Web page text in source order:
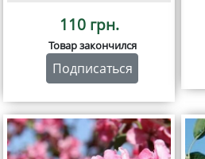
110 грн.
Товар закончился
Подписаться